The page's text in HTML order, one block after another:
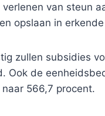
van steun
opslaan in
zullen subsidies
Ook de
566,7 procent.